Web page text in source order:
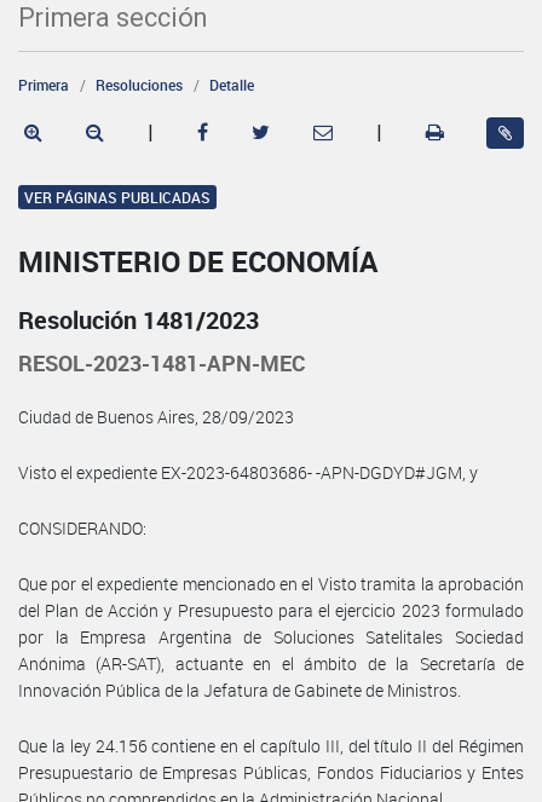
Primera sección
Primera Resoluciones Detalle
| |
VER PÁGINAS PUBLICADAS
MINISTERIO DE ECONOMÍA
Resolución 1481/2023
RESOL-2023-1481-APN-MEC
Ciudad de Buenos Aires, 28/09/2023
Visto el expediente EX-2023-64803686- -APN-DGDYD#JGM, y
CONSIDERANDO:
Que por el expediente mencionado en el Visto tramita la aprobación
del Plan de Acción y Presupuesto para el ejercicio 2023 formulado
por la Empresa Argentina de Soluciones Satelitales Sociedad
Anónima (AR-SAT), actuante en el ámbito de la Secretaría de
Innovación Pública de la Jefatura de Gabinete de Ministros.
Que la ley 24.156 contiene en el capítulo III, del título II del Régimen
Presupuestario de Empresas Públicas, Fondos Fiduciarios y Entes